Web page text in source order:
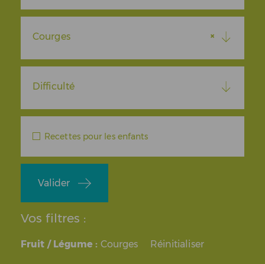
×
Courges
Difficulté
Recettes pour les enfants
Valider
Vos filtres :
Fruit / Légume : Courges Réinitialiser